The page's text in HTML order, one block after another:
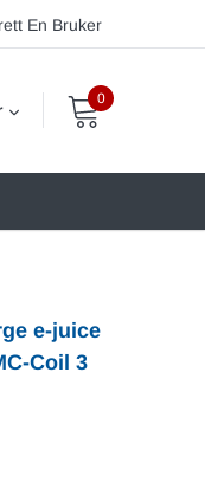
En Bruker
0
e-juice
Coil 3